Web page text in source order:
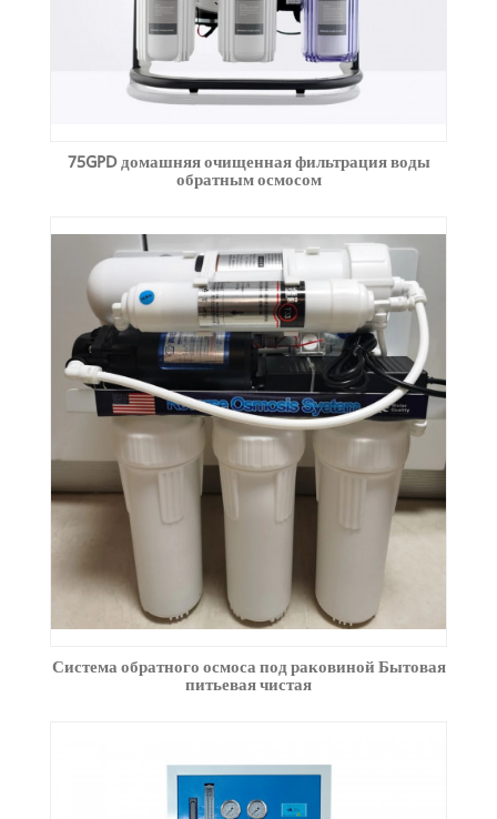
75GPD домашняя очищенная фильтрация воды
обратным осмосом
Система обратного осмоса под раковиной Бытовая
питьевая чистая